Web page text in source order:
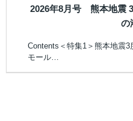
2026年8月号 熊本地震
の
Contents＜特集1＞熊本地震
モール…